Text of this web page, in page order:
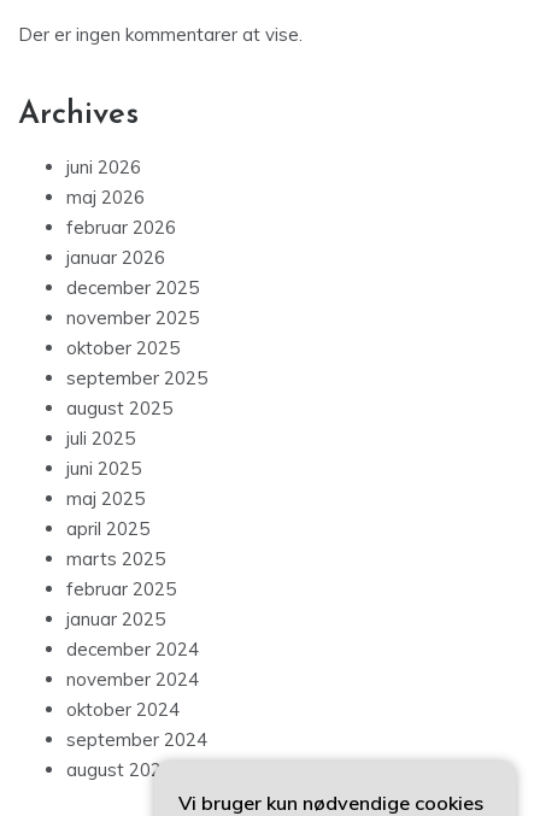
Der er ingen kommentarer at vise.
Archives
juni 2026
maj 2026
februar 2026
januar 2026
december 2025
november 2025
oktober 2025
september 2025
august 2025
juli 2025
juni 2025
maj 2025
april 2025
marts 2025
februar 2025
januar 2025
december 2024
november 2024
oktober 2024
september 2024
august 2024
Vi bruger kun nødvendige cookies